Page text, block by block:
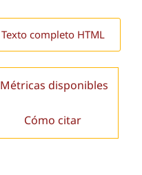
Texto completo HTML
Métricas disponibles
Cómo citar